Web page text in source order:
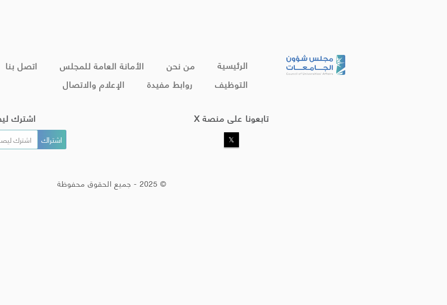
الرئيسية من نحن الأمانة العامة للمجلس اتصل بنا
التوظيف
روابط مفيدة الإعلام والاتصال
تابعونا على منصة X اشترك
© 2025 - جميع الحقوق محفوظة